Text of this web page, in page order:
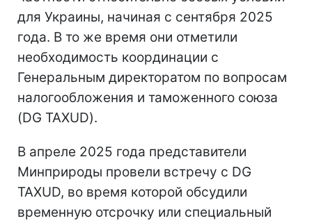
для Украины, начиная с сентября 2025
года. В то же время они отметили
необходимость координации с
Генеральным директоратом по вопросам
налогообложения и таможенного союза
(DG TAXUD).
В апреле 2025 года представители
Минприроды провели встречу с DG
TAXUD, во время которой обсудили
временную отсрочку или специальный